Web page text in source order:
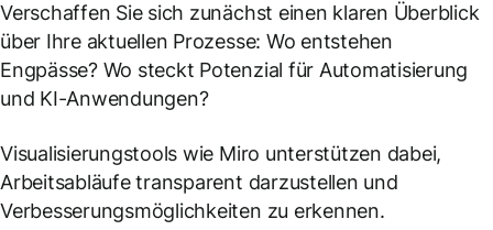
Verschaffen Sie sich zunächst einen klaren Überblick
über Ihre aktuellen Prozesse: Wo entstehen
Engpässe? Wo steckt Potenzial für Automatisierung
und KI-Anwendungen?
Visualisierungstools wie Miro unterstützen dabei,
Arbeitsabläufe transparent darzustellen und
Verbesserungsmöglichkeiten zu erkennen.